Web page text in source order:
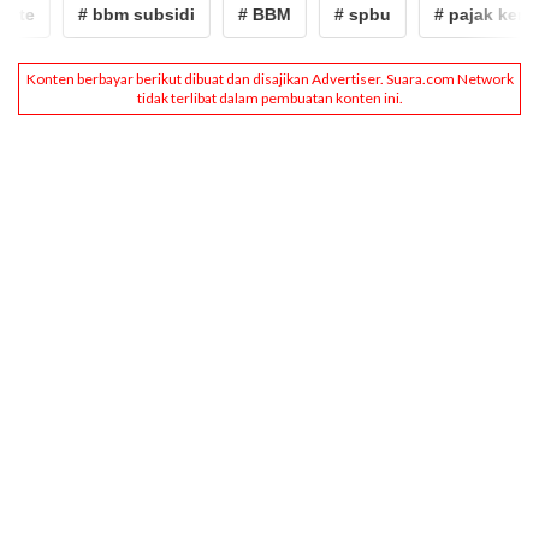
# bbm subsidi # BBM # spbu # pajak